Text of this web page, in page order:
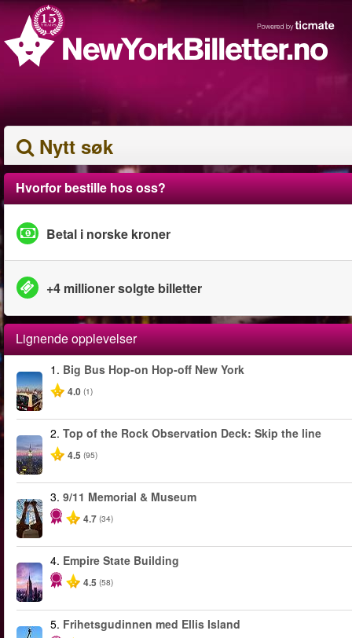
Nytt søk
Hvorfor bestille hos oss?
Betal i norske kroner
+4 millioner solgte billetter
Lignende opplevelser
1. Big Bus Hop-on Hop-off New York
4.0 (1)
2. Top of the Rock Observation Deck: Skip the line
4.5 (95)
3. 9/11 Memorial & Museum
4.7 (34)
4. Empire State Building
4.5 (58)
5. Frihetsgudinnen med Ellis Island